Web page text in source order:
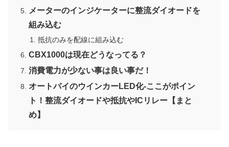
メーターのインジケーターに整流ダイオードを
組み込む
抵抗のみを配線に組み込む
CBX1000は現在どうなってる？
消費電力が少ない事は良い事だ！
オートバイのウインカーLED化-ここがポイン
ト！整流ダイオードや抵抗やICリレー【まと
め】